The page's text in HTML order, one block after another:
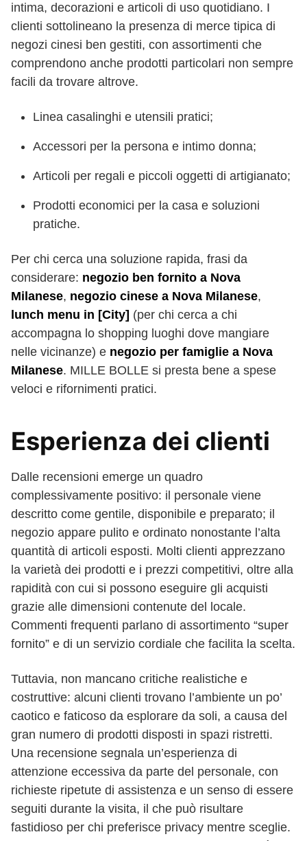
intima, decorazioni e articoli di uso quotidiano. I
clienti sottolineano la presenza di merce tipica di
negozi cinesi ben gestiti, con assortimenti che
comprendono anche prodotti particolari non sempre
facili da trovare altrove.
Linea casalinghi e utensili pratici;
Accessori per la persona e intimo donna;
Articoli per regali e piccoli oggetti di artigianato;
Prodotti economici per la casa e soluzioni
pratiche.
Per chi cerca una soluzione rapida, frasi da
considerare: negozio ben fornito a Nova
Milanese, negozio cinese a Nova Milanese,
lunch menu in [City] (per chi cerca a chi
accompagna lo shopping luoghi dove mangiare
nelle vicinanze) e negozio per famiglie a Nova
Milanese. MILLE BOLLE si presta bene a spese
veloci e rifornimenti pratici.
Esperienza dei clienti
Dalle recensioni emerge un quadro
complessivamente positivo: il personale viene
descritto come gentile, disponibile e preparato; il
negozio appare pulito e ordinato nonostante l’alta
quantità di articoli esposti. Molti clienti apprezzano
la varietà dei prodotti e i prezzi competitivi, oltre alla
rapidità con cui si possono eseguire gli acquisti
grazie alle dimensioni contenute del locale.
Commenti frequenti parlano di assortimento “super
fornito” e di un servizio cordiale che facilita la scelta.
Tuttavia, non mancano critiche realistiche e
costruttive: alcuni clienti trovano l’ambiente un po’
caotico e faticoso da esplorare da soli, a causa del
gran numero di prodotti disposti in spazi ristretti.
Una recensione segnala un’esperienza di
attenzione eccessiva da parte del personale, con
richieste ripetute di assistenza e un senso di essere
seguiti durante la visita, il che può risultare
fastidioso per chi preferisce privacy mentre sceglie.